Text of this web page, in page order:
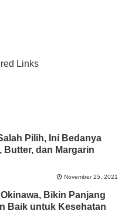
Links
Pilih, Ini Bedanya
Butter, dan Margarin
November 25, 2021
Bikin Panjang
Baik untuk Kesehatan